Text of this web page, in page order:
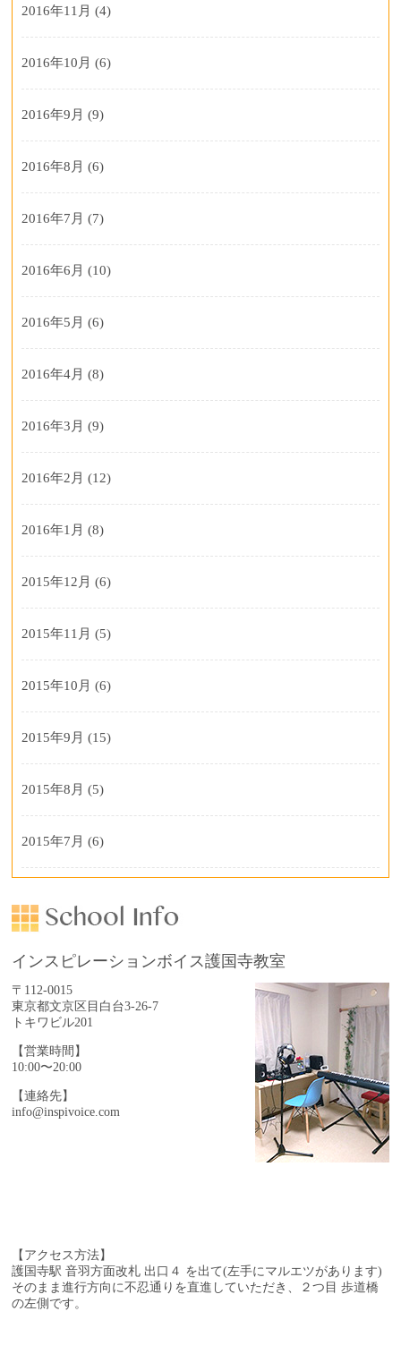
2016年11月 (4)
2016年10月 (6)
2016年9月 (9)
2016年8月 (6)
2016年7月 (7)
2016年6月 (10)
2016年5月 (6)
2016年4月 (8)
2016年3月 (9)
2016年2月 (12)
2016年1月 (8)
2015年12月 (6)
2015年11月 (5)
2015年10月 (6)
2015年9月 (15)
2015年8月 (5)
2015年7月 (6)
インスピレーションボイス護国寺教室
〒112-0015
東京都文京区目白台3-26-7
トキワビル201
【営業時間】
10:00〜20:00
【連絡先】
info@inspivoice.com
【アクセス方法】
護国寺駅 音羽方面改札 出口４ を出て(左手にマルエツがあります)
そのまま進行方向に不忍通りを直進していただき、
２つ目 歩道橋
の左側です。